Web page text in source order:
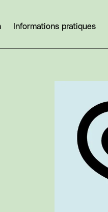
Informations pratiques